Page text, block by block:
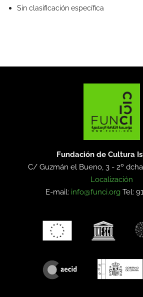
Sin clasificación específica
Fundación de Cultura
C/ Guzmán el Bueno, 3 - 2º
Localización
E-mail: info@funci.org Tel: